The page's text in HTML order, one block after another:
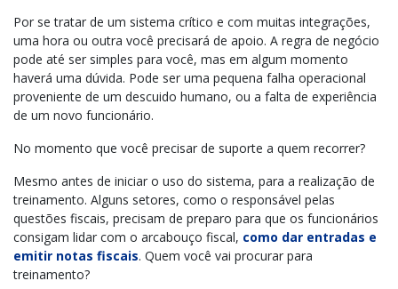
Por se tratar de um sistema crítico e com muitas integrações,
uma hora ou outra você precisará de apoio. A regra de negócio
pode até ser simples para você, mas em algum momento
haverá uma dúvida. Pode ser uma pequena falha operacional
proveniente de um descuido humano, ou a falta de experiência
de um novo funcionário.
No momento que você precisar de suporte a quem recorrer?
Mesmo antes de iniciar o uso do sistema, para a realização de
treinamento. Alguns setores, como o responsável pelas
questões fiscais, precisam de preparo para que os funcionários
consigam lidar com o arcabouço fiscal, como dar entradas e
emitir notas fiscais. Quem você vai procurar para
treinamento?